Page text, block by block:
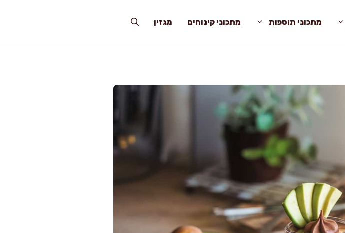
מתכוני תוספות מתכוני קינוחים מגזין